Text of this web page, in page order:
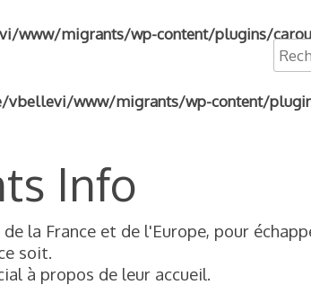
www/migrants/wp-content/plugins/
vbellevi/www/migrants/wp-content/
Info
la France et de l'Europe, pour
soit.
à propos de leur accueil.